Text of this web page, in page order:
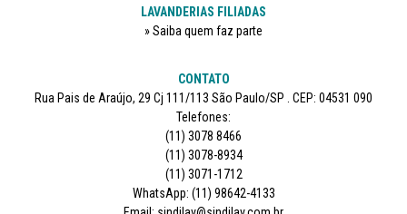
LAVANDERIAS FILIADAS
Saiba quem faz parte
CONTATO
Rua Pais de Araújo, 29 Cj 111/113 São Paulo/SP . CEP: 04531 090
Telefones:
(11) 3078 8466
(11) 3078-8934
(11) 3071-1712
WhatsApp: (11) 98642-4133